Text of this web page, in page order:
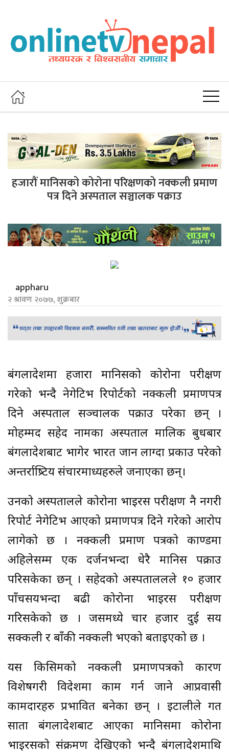
हजारौं मानिसको कोरोना परिक्षणको नक्कली प्रमाण
पत्र दिने अस्पताल सञ्चालक पक्राउ
appharu
२ श्रावण २०७७, शुक्रबार
बंगलादेशमा हजारौं मानिसको कोरोना परीक्षण
गरेको भन्दै नेगेटिभ रिपोर्टको नक्कली प्रमाणपत्र
दिने अस्पताल सञ्चालक पक्राउ परेका छन् ।
मोहम्मद सहेद नामका अस्पताल मालिक बुधबार
बंगलादेशबाट भागेर भारत जान लाग्दा प्रकाउ परेको
अन्तर्राष्र्टिय संचारमाध्यहरुले जनाएका छन्।
उनको अस्पतालले कोरोना भाइरस परीक्षण नै नगरी
रिपोर्ट नेगेटिभ आएको प्रमाणपत्र दिने गरेको आरोप
लागेको छ । नक्कली प्रमाण पत्रको काण्डमा
अहिलेसम्म एक दर्जनभन्दा धेरै मानिस पक्राउ
परिसकेका छन् । सहेदको अस्पताललले १० हजार
पाँचसयभन्दा बढी कोरोना भाइरस परीक्षण
गरिसकेको छ । जसमध्ये चार हजार दुई सय
सक्कली र बाँकी नक्कली भएको बताइएको छ ।
यस किसिमको नक्कली प्रमाणपत्रको कारण
विशेषगरी विदेशमा काम गर्न जाने आप्रवासी
कामदारहरु प्रभावित बनेका छन् । इटालीले गत
साता बंगलादेशबाट आएका मानिसमा कोरोना
भाइरसको संक्रमण देखिएको भन्दै बंगलादेशमाथि